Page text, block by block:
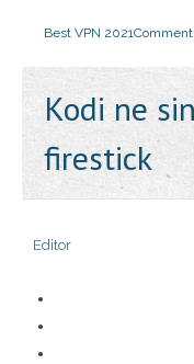
Best VPN 2021
Kodi ne
firestick
Editor